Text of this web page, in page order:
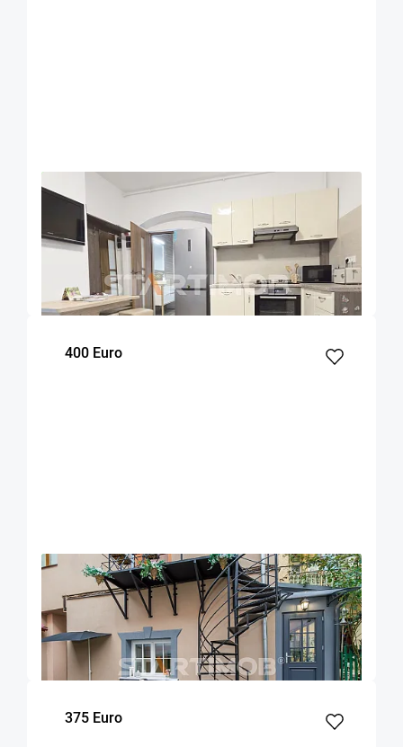
Apartament Centru Istoric zona Liceului
Saguna
Brasov
50
m²
1
dormitor
Parter
Etaj
400 Euro
OFERTA NOUA EXCLUSIVITATE COMISION 50%
Garsoniera zona Facultatii de Medicina
Brasov
20
m²
Parter
Etaj
375 Euro